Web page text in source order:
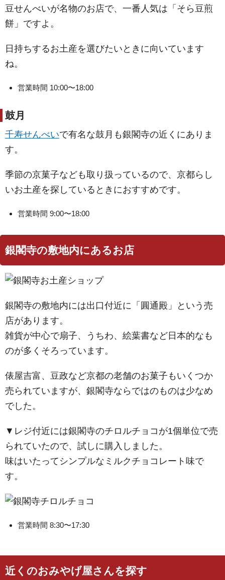
豆せんべいが名物のお店で、一番人気は「そら豆煎
餅」ですよ。
日持ちするお土産を選びたいときに向いています
ね。
営業時間 10:00〜18:00
鼓月
千寿せんべいで有名な鼓月も銀閣寺の近くにありま
す。
季節の京菓子なども取り扱っているので、京都らし
いお土産を探しているときにおすすめです。
営業時間 9:00〜18:00
銀閣寺の敷地内にあるお店
銀閣寺の敷地内には出口付近に「圓通殿」という売
店があります。
雑貨が中心で扇子、うちわ、絵葉書など日本的なも
のが多くそろっています。
俵屋吉富、豆政など京都の老舗のお菓子もいくつか
売られていますが、銀閣寺ならではのものは少なめ
でした。
▼レジ付近には銀閣寺のチロルチョコが1個単位で売
られていたので、試しに購入しました。
味はいたってシンプルなミルクチョコレート味で
す。
営業時間 8:30〜17:30
近くのおみやげ屋さんを探す